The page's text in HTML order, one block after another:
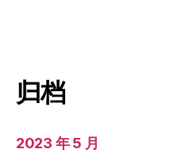
归档
2023 年 5 月